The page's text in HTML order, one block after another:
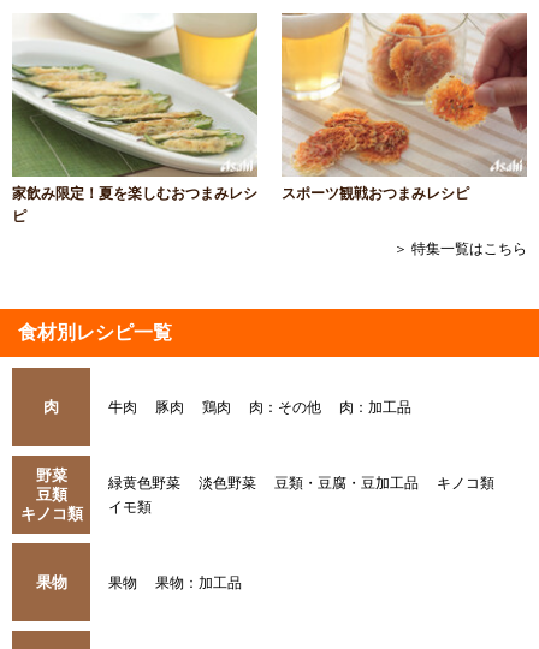
家飲み限定！夏を楽しむおつまみレシ
ピ
スポーツ観戦おつまみレシピ
＞ 特集一覧はこちら
食材別レシピ一覧
肉 牛肉 豚肉 鶏肉 肉：その他 肉：加工品
野菜
豆類
キノコ類
緑黄色野菜 淡色野菜 豆類・豆腐・豆加工品
キノコ類
イモ類
果物 果物 果物：加工品